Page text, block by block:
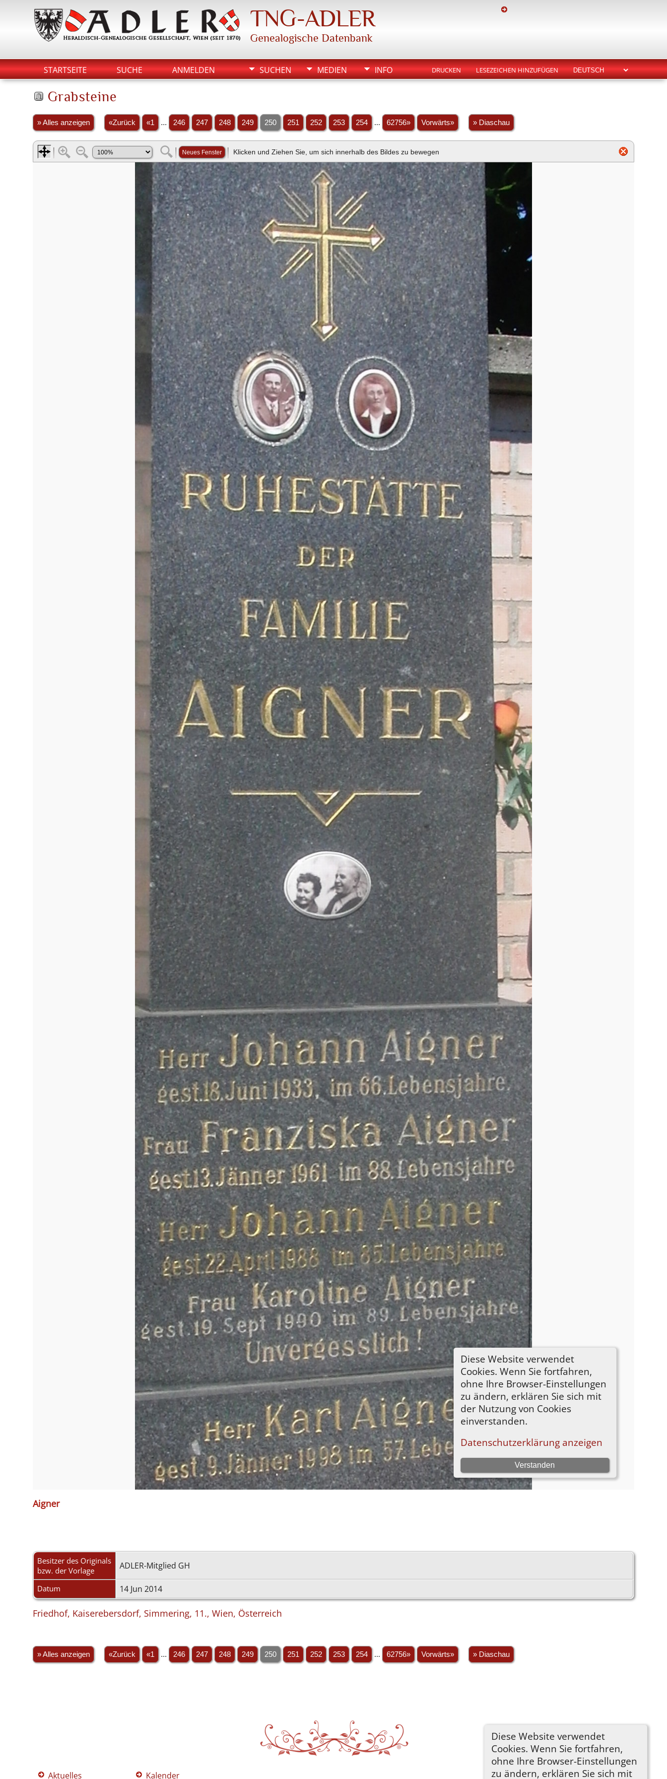
TNG-ADLER
Genealogische Datenbank
STARTSEITE SUCHE ANMELDEN SUCHEN MEDIEN INFO DRUCKEN LESEZEICHEN HINZUFÜGEN
Diese Website verwendet
Cookies. Wenn Sie fortfahren,
ohne Ihre Browser-Einstellungen
zu ändern, erklären Sie sich mit
Grabsteine
» Alles anzeigen «Zurück «1 ... 246 247 248 249 250 251 252 253 254 ... 62756» Vorwärts» » Diaschau
Aigner
Besitzer des Originals
bzw. der Vorlage
ADLER-Mitglied GH
Datum 14 Jun 2014
Friedhof, Kaiserebersdorf, Simmering, 11., Wien, Österreich
» Alles anzeigen «Zurück «1 ... 246 247 248 249 250 251 252 253 254 ... 62756» Vorwärts» » Diaschau
Aktuelles Kalender